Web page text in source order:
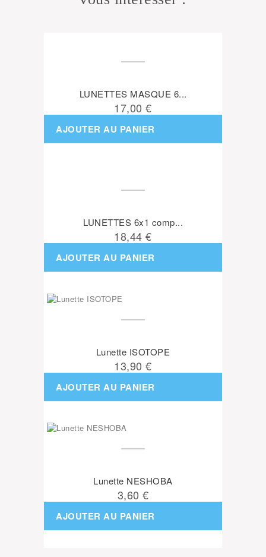
LUNETTES MASQUE 6...
17,00 €
AJOUTER AU PANIER
LUNETTES 6x1 comp...
18,44 €
AJOUTER AU PANIER
Lunette ISOTOPE
13,90 €
AJOUTER AU PANIER
Lunette NESHOBA
3,60 €
AJOUTER AU PANIER